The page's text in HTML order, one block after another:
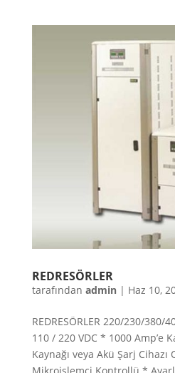
REDRESÖRLER
tarafından admin| Haz 10,
REDRESÖRLER 220/230/380/
110 / 220 VDC * 1000 Amp’e
Kaynağı veya Akü Şarj